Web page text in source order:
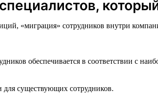
«миграция» сотрудников внутри
обеспечивается в соответствии с
существующих сотрудников.